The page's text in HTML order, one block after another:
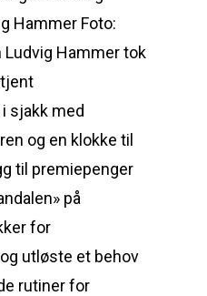
Hammer Foto:
Hammer tok
sjakk med
og en klokke til
til premiepenger
på
for
utløste et behov
rutiner for